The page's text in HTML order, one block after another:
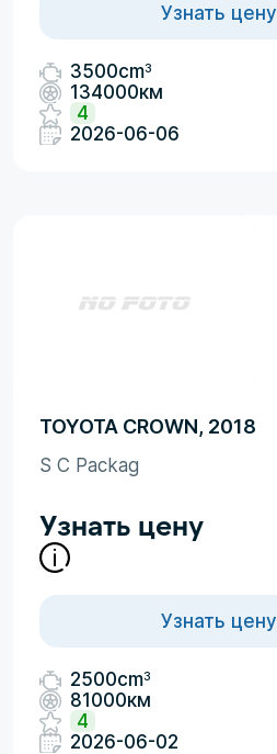
Узнать цену
3500cm3
134000км
4
2026-06-06
TOYOTA CROWN, 2018
S C Packag
Узнать цену
Узнать цену
2500cm3
81000км
4
2026-06-02